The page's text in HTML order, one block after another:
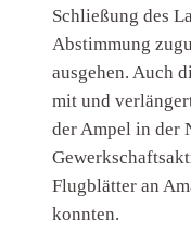
Schließung des
Abstimmung
ausgehen. Auch
mit und
der Ampel in der
Flugblätter an
konnten.